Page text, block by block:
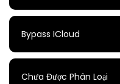
Bypass ICloud
Chưa Được Phân Loại